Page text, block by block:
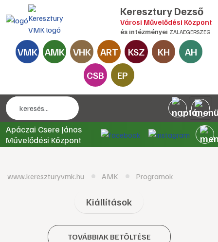
Keresztury Dezső
Városi Művelődési Központ
és intézményei ZALAEGERSZEG
VMK AMK VHK ART KSZ KH
AH
CSB
EP
Apáczai Csere János
Művelődési Központ
www.kereszturyvmk.hu AMK Programok
Kiállítások
TOVÁBBIAK BETÖLTÉSE